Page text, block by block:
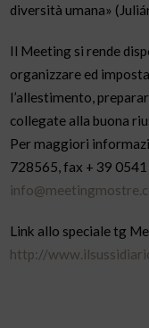
diversità umana»
Il Meeting si rende
organizzare ed
l’allestimento,
collegate alla buona
Per maggiori
728565, fax + 39
Link allo speciale tg
http://